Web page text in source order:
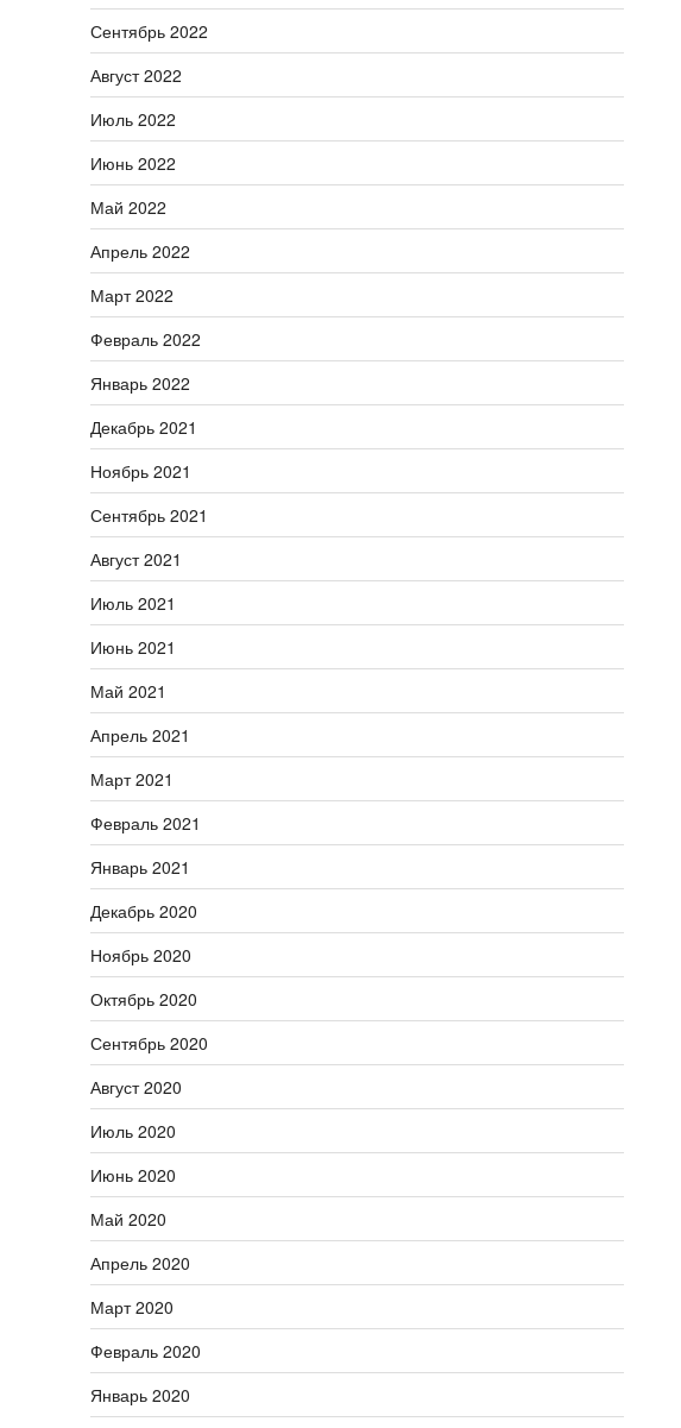
Сентябрь 2022
Август 2022
Июль 2022
Июнь 2022
Май 2022
Апрель 2022
Март 2022
Февраль 2022
Январь 2022
Декабрь 2021
Ноябрь 2021
Сентябрь 2021
Август 2021
Июль 2021
Июнь 2021
Май 2021
Апрель 2021
Март 2021
Февраль 2021
Январь 2021
Декабрь 2020
Ноябрь 2020
Октябрь 2020
Сентябрь 2020
Август 2020
Июль 2020
Июнь 2020
Май 2020
Апрель 2020
Март 2020
Февраль 2020
Январь 2020